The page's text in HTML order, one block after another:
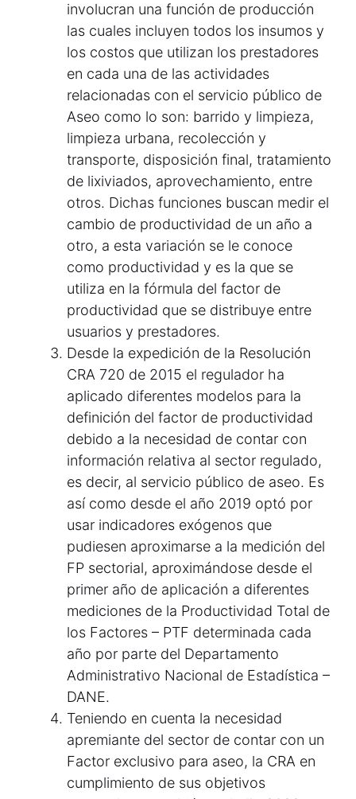
involucran una función de producción
las cuales incluyen todos los insumos y
los costos que utilizan los prestadores
en cada una de las actividades
relacionadas con el servicio público de
Aseo como lo son: barrido y limpieza,
limpieza urbana, recolección y
transporte, disposición final, tratamiento
de lixiviados, aprovechamiento, entre
otros. Dichas funciones buscan medir el
cambio de productividad de un año a
otro, a esta variación se le conoce
como productividad y es la que se
utiliza en la fórmula del factor de
productividad que se distribuye entre
usuarios y prestadores.
Desde la expedición de la Resolución
CRA 720 de 2015 el regulador ha
aplicado diferentes modelos para la
definición del factor de productividad
debido a la necesidad de contar con
información relativa al sector regulado,
es decir, al servicio público de aseo. Es
así como desde el año 2019 optó por
usar indicadores exógenos que
pudiesen aproximarse a la medición del
FP sectorial, aproximándose desde el
primer año de aplicación a diferentes
mediciones de la Productividad Total de
los Factores – PTF determinada cada
año por parte del Departamento
Administrativo Nacional de Estadística –
DANE.
Teniendo en cuenta la necesidad
apremiante del sector de contar con un
Factor exclusivo para aseo, la CRA en
cumplimiento de sus objetivos